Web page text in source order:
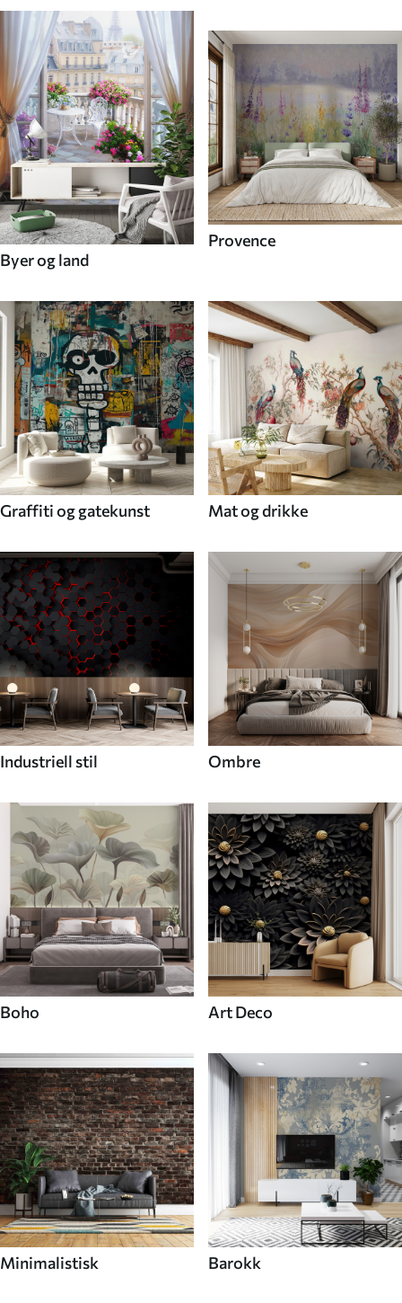
Byer og land
Provence
Graffiti og gatekunst Mat og drikke
Industriell stil Ombre
Boho Art Deco
Minimalistisk Barokk